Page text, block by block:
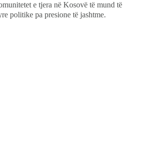
e tjera në Kosovë të mund të
politike pa presione të jashtme.